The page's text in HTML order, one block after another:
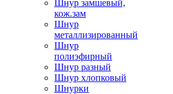
Шнур замшевый,
кож.зам
Шнур
металлизированный
Шнур
полиэфирный
Шнур разный
Шнур хлопковый
Шнурки